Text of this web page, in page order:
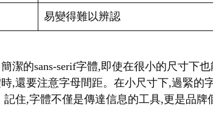
易變得難以辨認
潔的sans-serif字體,即使在很小的尺寸下
,還要注意字母間距。在小尺寸下,過緊
住,字體不僅是傳達信息的工具,更是品